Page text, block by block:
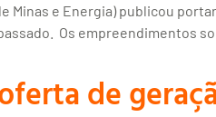
Minas e Energia) publicou
Os empreendimentos
de